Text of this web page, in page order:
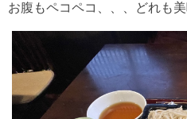
お腹もペコペコ、、、どれも美